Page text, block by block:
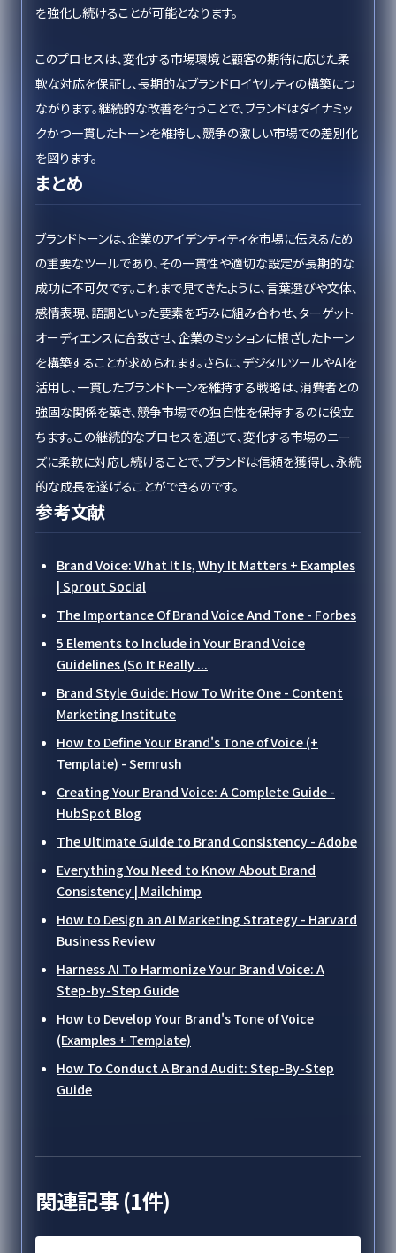
を強化し続けることが可能となります。
このプロセスは、変化する市場環境と顧客の期待に応じた柔
軟な対応を保証し、長期的なブランドロイヤルティの構築につ
ながります。継続的な改善を行うことで、ブランドはダイナミッ
クかつ一貫したトーンを維持し、競争の激しい市場での差別化
を図ります。
まとめ
ブランドトーンは、企業のアイデンティティを市場に伝えるため
の重要なツールであり、その一貫性や適切な設定が長期的な
成功に不可欠です。これまで見てきたように、言葉選びや文体、
感情表現、語調といった要素を巧みに組み合わせ、ターゲット
オーディエンスに合致させ、企業のミッションに根ざしたトーン
を構築することが求められます。さらに、デジタルツールやAIを
活用し、一貫したブランドトーンを維持する戦略は、消費者との
強固な関係を築き、競争市場での独自性を保持するのに役立
ちます。この継続的なプロセスを通じて、変化する市場のニー
ズに柔軟に対応し続けることで、ブランドは信頼を獲得し、永続
的な成長を遂げることができるのです。
参考文献
Brand Voice: What It Is, Why It Matters + Examples
| Sprout Social
The Importance Of Brand Voice And Tone - Forbes
5 Elements to Include in Your Brand Voice
Guidelines (So It Really ...
Brand Style Guide: How To Write One - Content
Marketing Institute
How to Define Your Brand's Tone of Voice (+
Template) - Semrush
Creating Your Brand Voice: A Complete Guide -
HubSpot Blog
The Ultimate Guide to Brand Consistency - Adobe
Everything You Need to Know About Brand
Consistency | Mailchimp
How to Design an AI Marketing Strategy - Harvard
Business Review
Harness AI To Harmonize Your Brand Voice: A
Step-by-Step Guide
How to Develop Your Brand's Tone of Voice
(Examples + Template)
How To Conduct A Brand Audit: Step-By-Step
Guide
関連記事 (1件)